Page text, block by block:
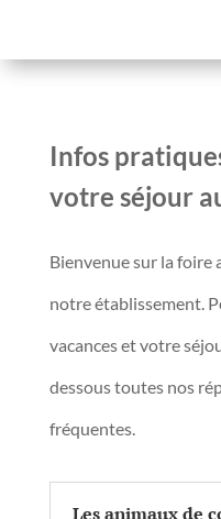
Infos
votre séjour
Bienvenue sur la foire
notre établissement.
vacances et votre
dessous toutes nos
fréquentes.
Les animaux de